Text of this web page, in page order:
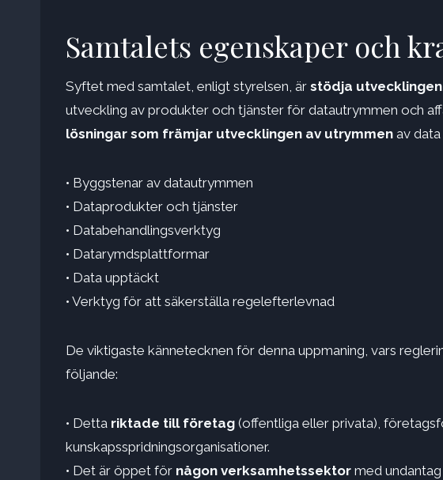
Samtalets egenskaper och
Syftet med samtalet, enligt styrelsen, är stödja
utveckling av produkter och tjänster för datautrymmen och
lösningar som främjar utvecklingen av utrymmen av
• Byggstenar av datautrymmen
• Dataprodukter och tjänster
• Databehandlingsverktyg
• Datarymdsplattformar
• Data upptäckt
• Verktyg för att säkerställa regelefterlevnad
De viktigaste kännetecknen för denna uppmaning, vars
följande:
• Detta riktade till företag (offentliga eller privata),
kunskapsspridningsorganisationer.
• Det är öppet för någon verksamhetssektor med